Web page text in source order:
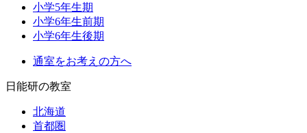
小学5年生期
小学6年生前期
小学6年生後期
通室をお考えの方へ
日能研の教室
北海道
首都圏